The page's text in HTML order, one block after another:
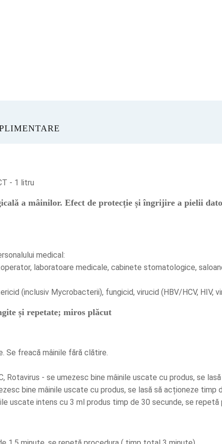
- 1 litru
a mâinilor. Efect de protecție și îngrijire a pielii
medical:
laboratoare medicale, cabinete stomatologice,
(inclusiv Mycrobacterii), fungicid, virucid (HBV/HCV, HIV,
și repetate; miros plăcut
Se freacă mâinile fără clătire.
Rotavirus - se umezesc bine mâinile uscate cu produs, se
bine mâinile uscate cu produs, se lasă să acționeze timp
uscate intens cu 3 ml produs timp de 30 secunde, se